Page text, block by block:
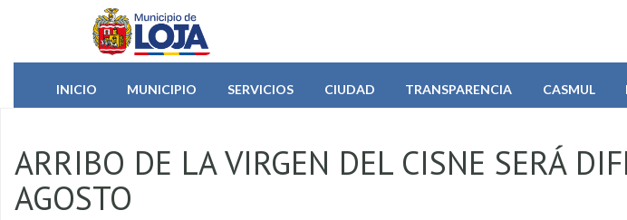
Pasar al contenido principal
INICIO
MUNICIPIO SERVICIOS CIUDAD TRANSPARENCIA CASMUL
ARRIBO DE LA VIRGEN DEL CISNE SERÁ
AGOSTO